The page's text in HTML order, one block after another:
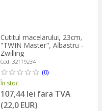
Cutitul macelarului, 23cm,
"TWIN Master", Albastru -
Zwilling
Cod: 32119234
(0)
În stoc
107,44 lei fara TVA
(22,0 EUR)